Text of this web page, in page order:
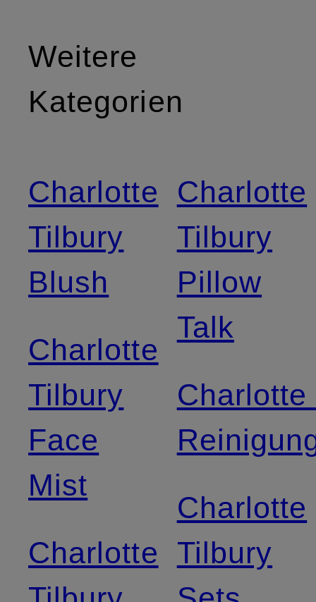
Weitere
Kategorien
Charlotte
Tilbury
Blush
Charlotte
Tilbury
Face
Mist
Charlotte
Charlotte
Tilbury
Pillow
Talk
Charlotte
Charlotte
Tilbury